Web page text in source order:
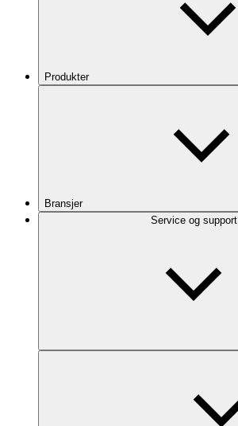
Produkter
Bransjer
Service og support